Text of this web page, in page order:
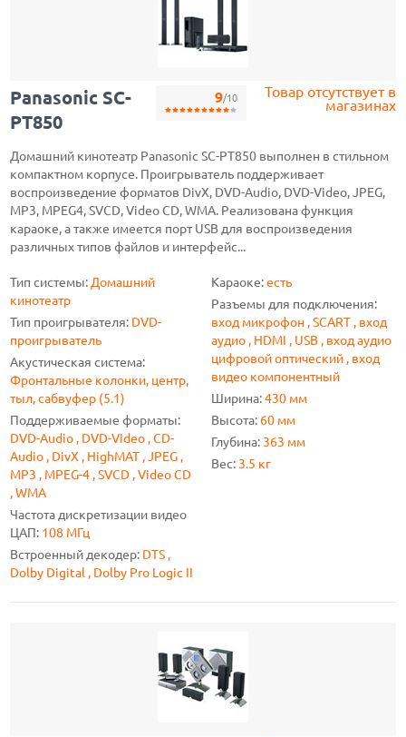
Товар отсутствует в
магазинах
9/10
Panasonic SC-
PT850
Домашний кинотеатр Panasonic SC-PT850 выполнен в стильном
компактном корпусе. Проигрыватель поддерживает
воспроизведение форматов DivX, DVD-Audio, DVD-Video, JPEG,
MP3, MPEG4, SVCD, Video CD, WMA. Реализована функция
караоке, а также имеется порт USB для воспроизведения
различных типов файлов и интерфейс...
Тип системы: Домашний
кинотеатр
Тип проигрывателя: DVD-
проигрыватель
Акустическая система:
Фронтальные колонки, центр,
тыл, сабвуфер (5.1)
Поддерживаемые форматы:
DVD-Audio , DVD-Video , CD-
Audio , DivX , HighMAT , JPEG ,
MP3 , MPEG-4 , SVCD , Video CD
, WMA
Частота дискретизации видео
ЦАП: 108 МГц
Встроенный декодер: DTS ,
Dolby Digital , Dolby Pro Logic II
Караоке:есть
Разъемы для подключения:
вход микрофон , SCART , вход
аудио , HDMI , USB , вход аудио
цифровой оптический , вход
видео компонентный
Ширина:430 мм
Высота: 60 мм
Глубина: 363 мм
Вес: 3.5 кг